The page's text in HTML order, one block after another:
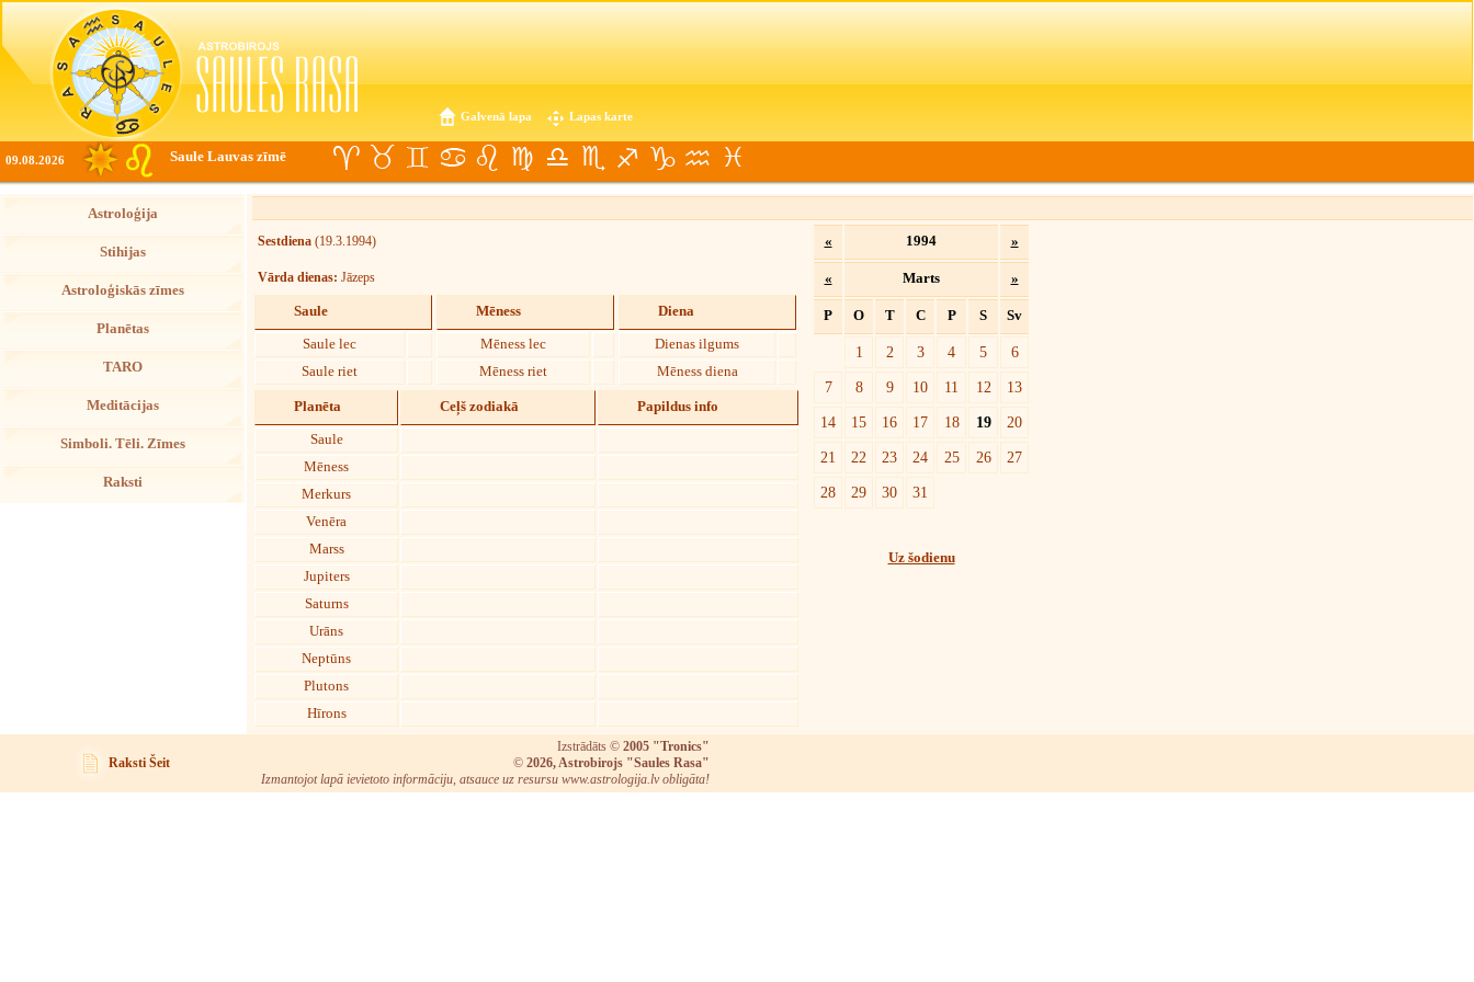
Galvenā lapa Lapas karte
09.08.2026 Saule Lauvas zīmē
Astroloģija
Stihijas
Astroloģiskās zīmes
Planētas
TARO
Meditācijas
Simboli. Tēli. Zīmes
Raksti
Sestdiena (19.3.1994)
Vārda dienas: Jāzeps
Saule
Saule lec
Saule riet
Mēness
Mēness lec
Mēness riet
Diena
Dienas ilgums
Mēness diena
Planēta Ceļš zodiakā Papildus info
Saule
Mēness
Merkurs
Venēra
Marss
Jupiters
Saturns
Urāns
Neptūns
Plutons
Hīrons
« 1994 »
« Marts »
P O T C P S Sv
1 2 3 4 5
6
7
8 9 10 11 12
13
14
15 16 17 18 19
20
21
22 23 24 25 26
27
28
29 30 31
Uz šodienu
Raksti Šeit
Izstrādāts © 2005 "Tronics"
© 2026, Astrobirojs "Saules Rasa"
Izmantojot lapā ievietoto informāciju, atsauce uz resursu www.astrologija.lv obligāta!